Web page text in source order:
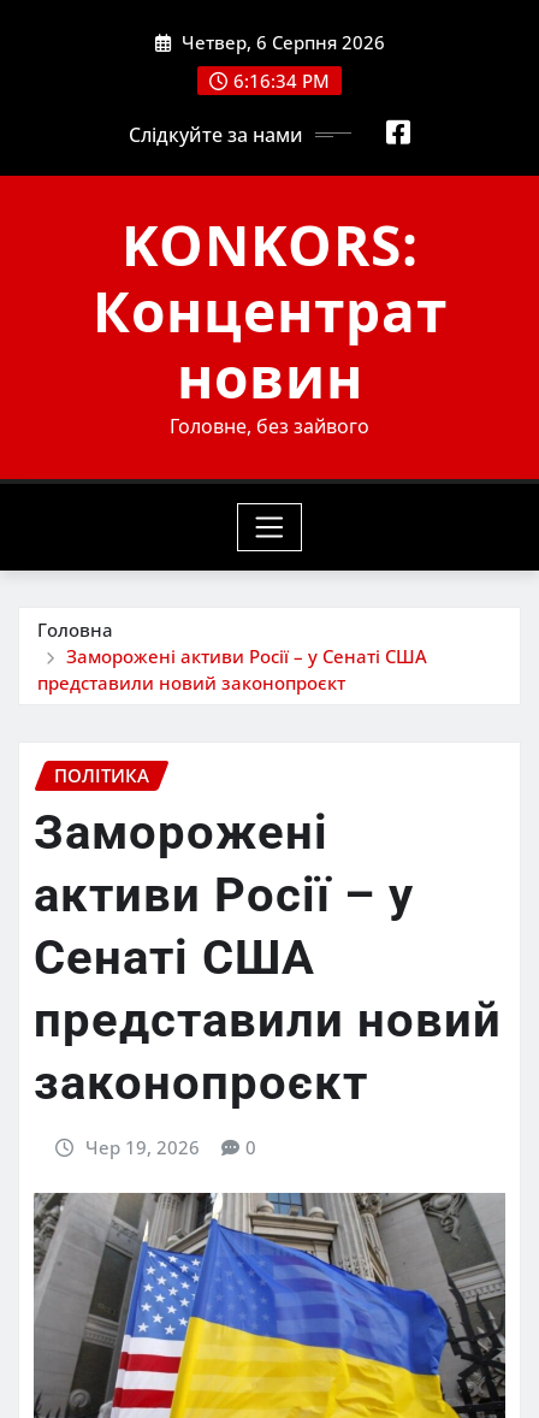
Четвер, 6 Серпня 2026
6:16:35 PM
Слідкуйте за нами
KONKORS:
Концентрат
новин
Головне, без зайвого
Головна
Заморожені активи Росії – у Сенаті США
представили новий законопроєкт
ПОЛІТИКА
Заморожені
активи Росії – у
Сенаті США
представили новий
законопроєкт
Чер 19, 2026 0